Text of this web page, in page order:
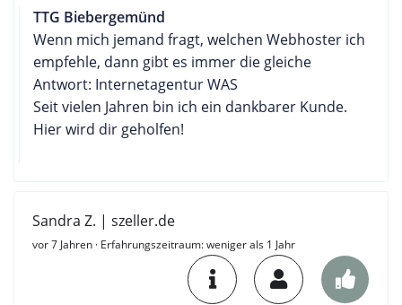
TTG Biebergemünd
Wenn mich jemand fragt, welchen Webhoster ich
empfehle, dann gibt es immer die gleiche
Antwort: Internetagentur WAS
Seit vielen Jahren bin ich ein dankbarer Kunde.
Hier wird dir geholfen!
Sandra Z. | szeller.de
vor 7 Jahren · Erfahrungszeitraum: weniger als 1 Jahr